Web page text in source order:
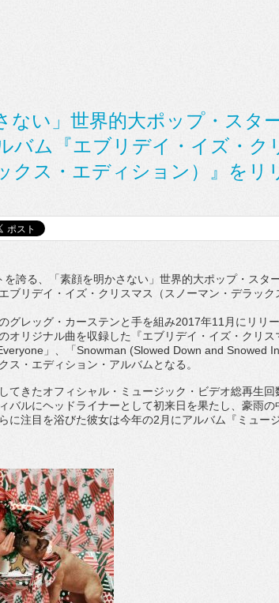
ない」世界的大ポップ・スタ
バム『エブリデイ・イズ・ク
クス・エディション）』をリ
誇る、「素顔を明かさない」 世界的大ポップ・スタ
ブリデイ・イズ・クリスマス（スノーマン・ デラック
グレッグ・カーステンと手を組み2017年11 月にリリ
オリジナル曲を収録した『エブリデイ・イズ・クリス
」、「Snowman (Slowed Down and Snowed
ス・ エディション・アルバムとなる。
てきたオフィシャル・ミュージック・ ビデオ総再生回
バルにヘッドライナーとして初来日を果たし、 豪雨の
に注目を浴びた彼女は今年の2 月にアルバム『 ミュー